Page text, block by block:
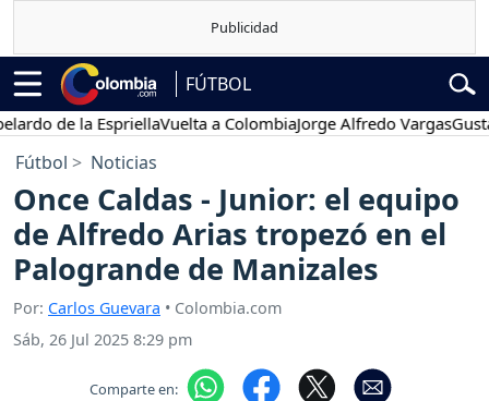
FÚTBOL
de la EspriellaVuelta a ColombiaJorge Alfredo VargasGustavo
Fútbol Noticias
Once Caldas - Junior: el equipo
de Alfredo Arias tropezó en el
Palogrande de Manizales
Por: Carlos Guevara • Colombia.com
Sáb, 26 Jul 2025 8:29 pm
Comparte en: